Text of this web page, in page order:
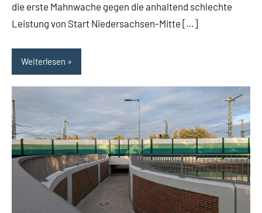
die erste Mahnwache gegen die anhaltend schlechte
Leistung von Start Niedersachsen-Mitte […]
Weiterlesen